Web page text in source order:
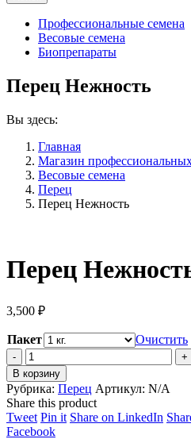
Профессиональные семена
Весовые семена
Биопрепараты
Перец Нежность
Вы здесь:
Главная
Магазин
Весовые семена
Перец
Перец Нежность
Перец
3,500 ₽
Пакет
Очистить
Перец
Нежность
quantity
В корзину
Рубрика: Перец Артикул: N/A
Share this product
TweetShare
on
Pin itShare
Share on LinkedIn Share
FacebookShare